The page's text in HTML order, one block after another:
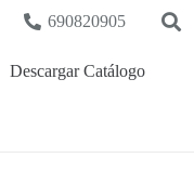
690820905
Descargar Catálogo